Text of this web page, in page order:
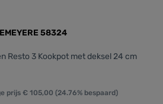
58324
Resto 3 Kookpot met deksel 24 cm
prijs € 105,00 (24.76% bespaard)